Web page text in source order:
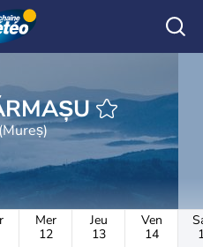
SĂRMAȘU
Mer
12
Jeu
13
Ven
14